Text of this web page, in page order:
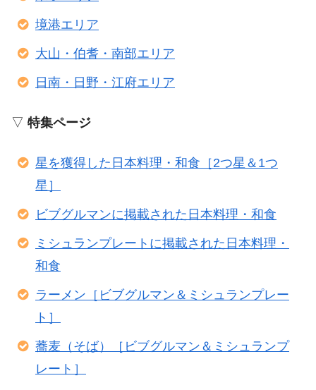
境港エリア
大山・伯耆・南部エリア
日南・日野・江府エリア
▽ 特集ページ
星を獲得した日本料理・和食［2つ星＆1つ
星］
ビブグルマンに掲載された日本料理・和食
ミシュランプレートに掲載された日本料理・
和食
ラーメン［ビブグルマン＆ミシュランプレー
ト］
蕎麦（そば）［ビブグルマン＆ミシュランプ
レート］